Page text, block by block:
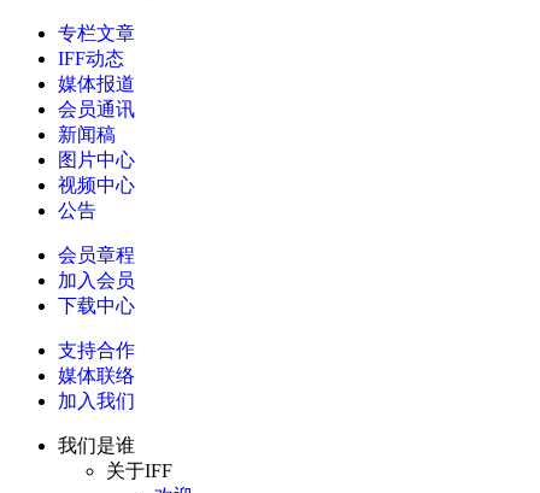
专栏文章
IFF动态
媒体报道
会员通讯
新闻稿
图片中心
视频中心
公告
会员章程
加入会员
下载中心
支持合作
媒体联络
加入我们
我们是谁
关于IFF